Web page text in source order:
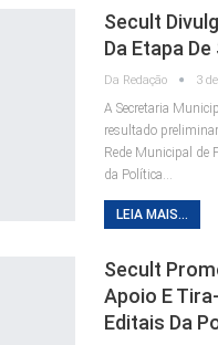
Secult
Da Etapa
Da Redação 3
A Secretaria
resultado
Rede Municipal de
da Política…
LEIA MAIS...
Secult
Apoio E
Editais Da